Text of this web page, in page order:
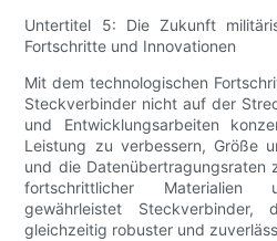
Untertitel 5: Die Zukunft
Fortschritte und Innovationen
Mit dem technologischen
Steckverbinder nicht auf der
und Entwicklungsarbeiten
Leistung zu verbessern, Größe
und die Datenübertragungsraten
fortschrittlicher Materialien
gewährleistet
gleichzeitig robuster und